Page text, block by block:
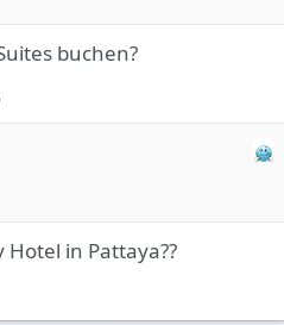
buchen?
in Pattaya??